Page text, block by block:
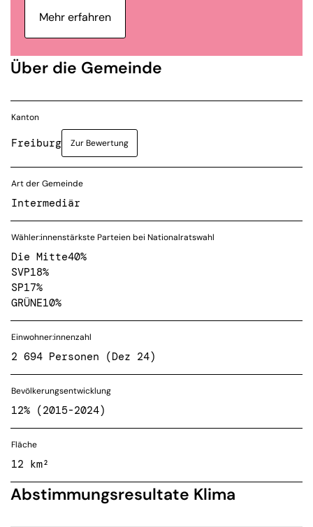
Mehr erfahren
Über die Gemeinde
Kanton
Freiburg Zur Bewertung
Art der Gemeinde
Intermediär
Wähler:innenstärkste Parteien bei Nationalratswahl
Die Mitte40%
SVP18%
SP17%
GRÜNE10%
Einwohner:innenzahl
2 694 Personen (Dez 24)
Bevölkerungsentwicklung
12% (2015-2024)
Fläche
12 km²
Abstimmungsresultate Klima